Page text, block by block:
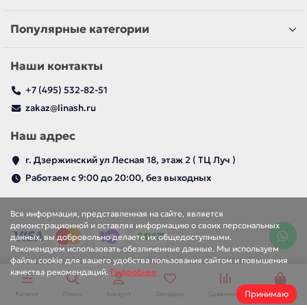
Вся информация, представленная на сайте, является
демонстрационной и оставляя информацию о своих персональных
данных, вы добровольно делаете их общедоступными.
Рекомендуем использовать обезличенные данные. Мы используем
файлы cookie для вашего удобства пользования сайтом и повышения
качества рекомендаций. Подробнее
Принимаю
Популярные категории
Наши контакты
+7 (495) 532-82-51
zakaz@linash.ru
Наш адрес
г. Дзержинский ул Лесная 18, этаж 2 ( ТЦ Луч )
Работаем с 9:00 до 20:00, без выходных
За полотно
9 570 р
За комплект
14 160 р
Каталог Поиск Аккаунт Закладки Сравнение Корзина